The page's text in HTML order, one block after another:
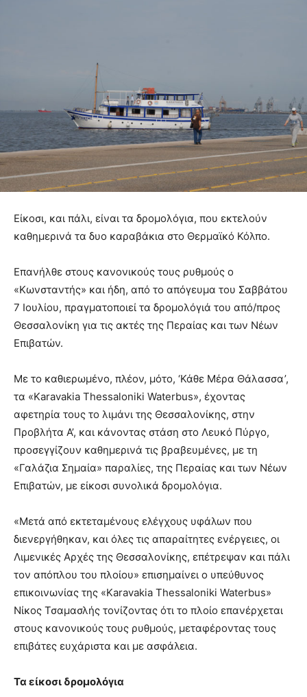
Είκοσι, και πάλι, είναι τα δρομολόγια, που εκτελούν
καθημερινά τα δυο καραβάκια στο Θερμαϊκό Κόλπο.
Επανήλθε στους κανονικούς τους ρυθμούς ο
«Κωνσταντής» και ήδη, από το απόγευμα του Σαββάτου
7 Ιουλίου, πραγματοποιεί τα δρομολόγιά του από/προς
Θεσσαλονίκη για τις ακτές της Περαίας και των Νέων
Επιβατών.
Με το καθιερωμένο, πλέον, μότο, ‘Κάθε Μέρα Θάλασσα’,
τα «Karavakia Thessaloniki Waterbus», έχοντας
αφετηρία τους το λιμάνι της Θεσσαλονίκης, στην
Προβλήτα Α’, και κάνοντας στάση στο Λευκό Πύργο,
προσεγγίζουν καθημερινά τις βραβευμένες, με τη
«Γαλάζια Σημαία» παραλίες, της Περαίας και των Νέων
Επιβατών, με είκοσι συνολικά δρομολόγια.
«Μετά από εκτεταμένους ελέγχους υφάλων που
διενεργήθηκαν, και όλες τις απαραίτητες ενέργειες, οι
Λιμενικές Αρχές της Θεσσαλονίκης, επέτρεψαν και πάλι
τον απόπλου του πλοίου» επισημαίνει ο υπεύθυνος
επικοινωνίας της «Karavakia Thessaloniki Waterbus»
Νίκος Τσαμασλής τονίζοντας ότι το πλοίο επανέρχεται
στους κανονικούς τους ρυθμούς, μεταφέροντας τους
επιβάτες ευχάριστα και με ασφάλεια.
Τα είκοσι δρομολόγια